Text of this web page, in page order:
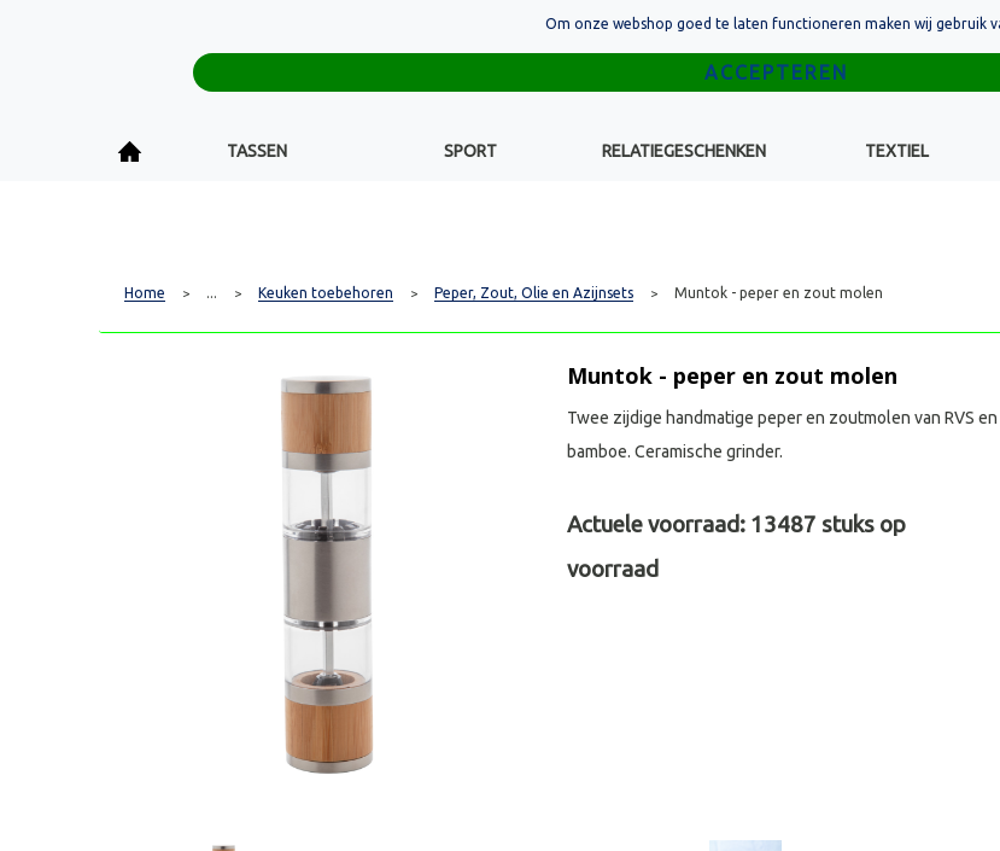
TASSEN SPORT RELATIEGESCHENKEN TEXTIEL
Home > ... > Keuken toebehoren > Peper, Zout, Olie en Azijnsets > Muntok - peper en zout molen
Muntok - peper en zout molen
Twee zijdige handmatige peper en zoutmolen van RVS en
bamboe. Ceramische grinder.
Actuele voorraad: 13487 stuks op
voorraad
Om onze webshop goed te laten functioneren maken wij gebruik